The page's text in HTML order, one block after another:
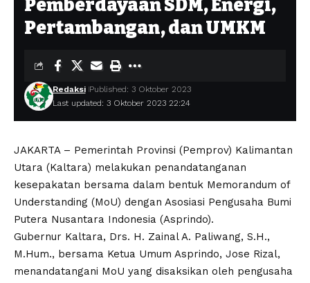
Pemberdayaan SDM, Energi,
Pertambangan, dan UMKM
Last updated: 3 Oktober 2023 22:24
Redaksi Published: 3 Oktober 2023
JAKARTA – Pemerintah Provinsi (Pemprov) Kalimantan
Utara (Kaltara) melakukan penandatanganan
kesepakatan bersama dalam bentuk Memorandum of
Understanding (MoU) dengan Asosiasi Pengusaha Bumi
Putera Nusantara Indonesia (Asprindo).
Gubernur Kaltara, Drs. H. Zainal A. Paliwang, S.H.,
M.Hum., bersama Ketua Umum Asprindo, Jose Rizal,
menandatangani MoU yang disaksikan oleh pengusaha